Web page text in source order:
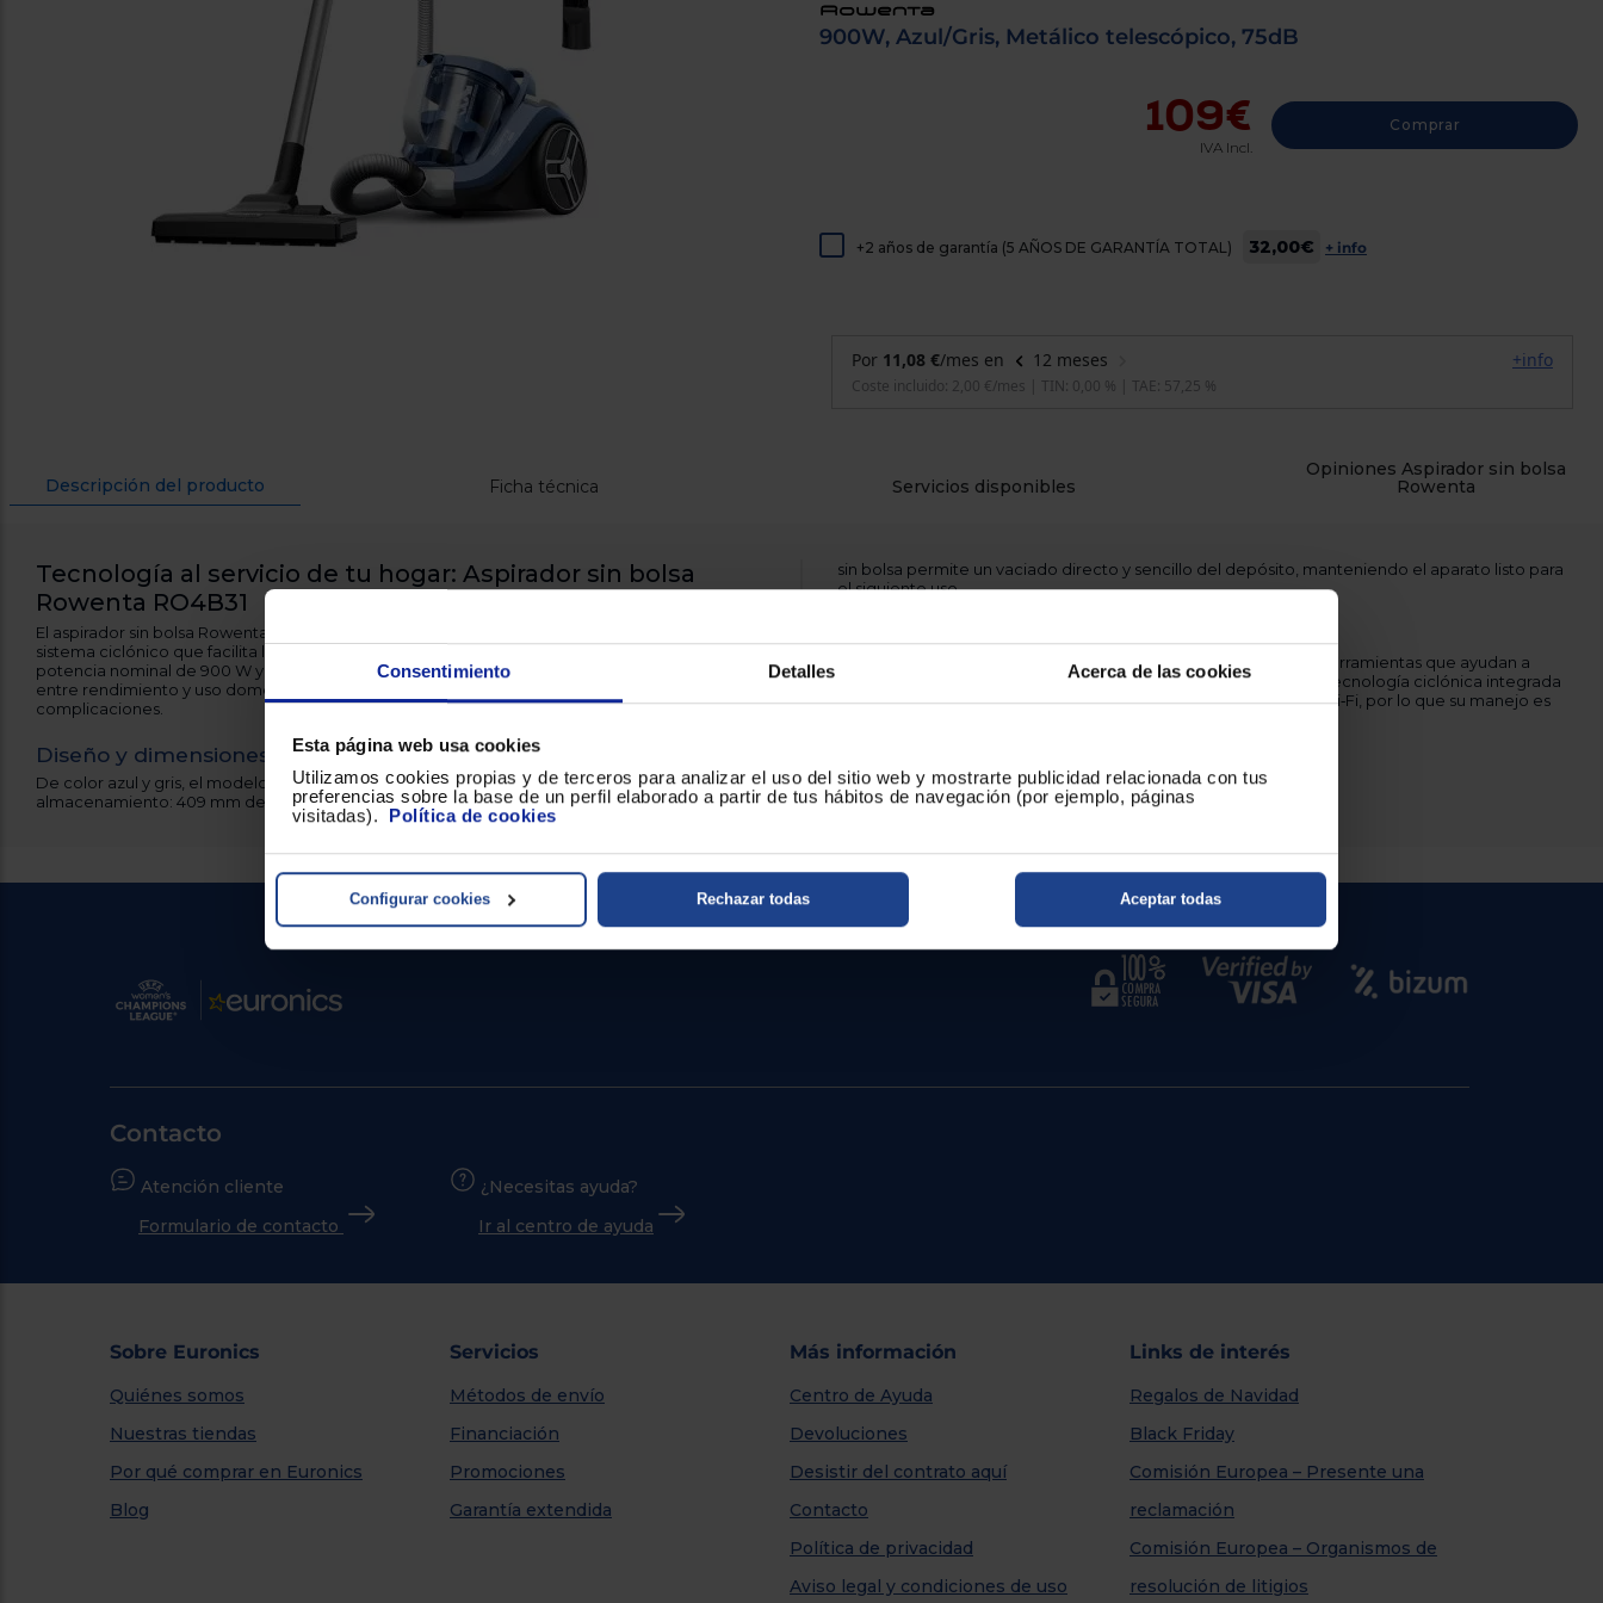
Consentimiento Detalles Acerca de las cookies
Esta página web usa cookies
Utilizamos cookies propias y de terceros para analizar el uso del sitio web y mostrarte publicidad relacionada con tus
preferencias sobre la base de un perfil elaborado a partir de tus hábitos de navegación (por ejemplo, páginas
visitadas). Política de cookies
Rechazar todas
Configurar cookies Aceptar todas
de
dispositivos
táctiles
900W, Azul/Gris, Metálico telescópico, 75dB
109€
IVA Incl.
Comprar
+2 años de garantía (5 AÑOS DE GARANTÍA TOTAL) 32,00€ + info
Descripción del producto Ficha técnica Servicios disponibles
Opiniones Aspirador sin bolsa
Rowenta
Tecnología al servicio de tu hogar: Aspirador sin bolsa
Rowenta RO4B31
El aspirador sin bolsa Rowenta RO4B31 combina un diseño compacto y funcional con un
sistema ciclónico que facilita la recogida de la suciedad sin necesidad de bolsas. Con una
potencia nominal de 900 W y un nivel de ruido aproximado de 75 dB, ofrece un equilibrio
entre rendimiento y uso doméstico, pensado para quienes buscan un aparato eficiente y sin
complicaciones.
Diseño y dimensiones
De color azul y gris, el modelo RO4B31 presenta unas dimensiones contenidas que facilitan su
almacenamiento: 409 mm de altura, 276 mm de anchura y 291 mm de profundidad. Su formato
sin bolsa permite un vaciado directo y sencillo del depósito, manteniendo el aparato listo para
el siguiente uso.
Incluye una boquilla para ranuras 2 en 1 y un cepillo para suelos, herramientas que ayudan a
abordar diferentes superficies y huecos del hogar. Dispone de tecnología ciclónica integrada
para la separación de polvo y aire y no incorpora conectividad Wi‑Fi, por lo que su manejo es
Contacto
Atención cliente
Formulario de contacto
¿Necesitas ayuda?
Ir al centro de ayuda
Sobre Euronics
Quiénes somos
Nuestras tiendas
Por qué comprar en Euronics
Blog
Servicios
Métodos de envío
Financiación
Promociones
Garantía extendida
Más información
Centro de Ayuda
Devoluciones
Desistir del contrato aquí
Contacto
Política de privacidad
Aviso legal y condiciones de uso
Links de interés
Regalos de Navidad
Black Friday
Comisión Europea – Presente una
reclamación
Comisión Europea – Organismos de
resolución de litigios